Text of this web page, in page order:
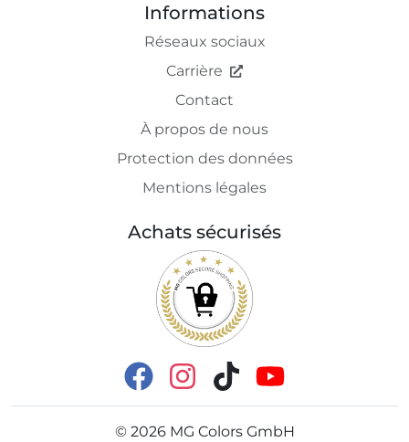
Informations
Réseaux sociaux
Carrière
Contact
À propos de nous
Protection des données
Mentions légales
Achats sécurisés
© 2026 MG Colors GmbH